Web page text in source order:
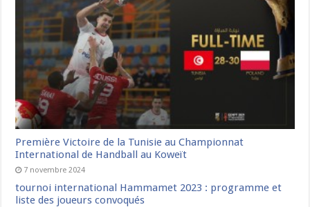
Première Victoire de la Tunisie au Championnat
International de Handball au Koweït
7 novembre 2024
tournoi international Hammamet 2023 : programme et
liste des joueurs convoqués